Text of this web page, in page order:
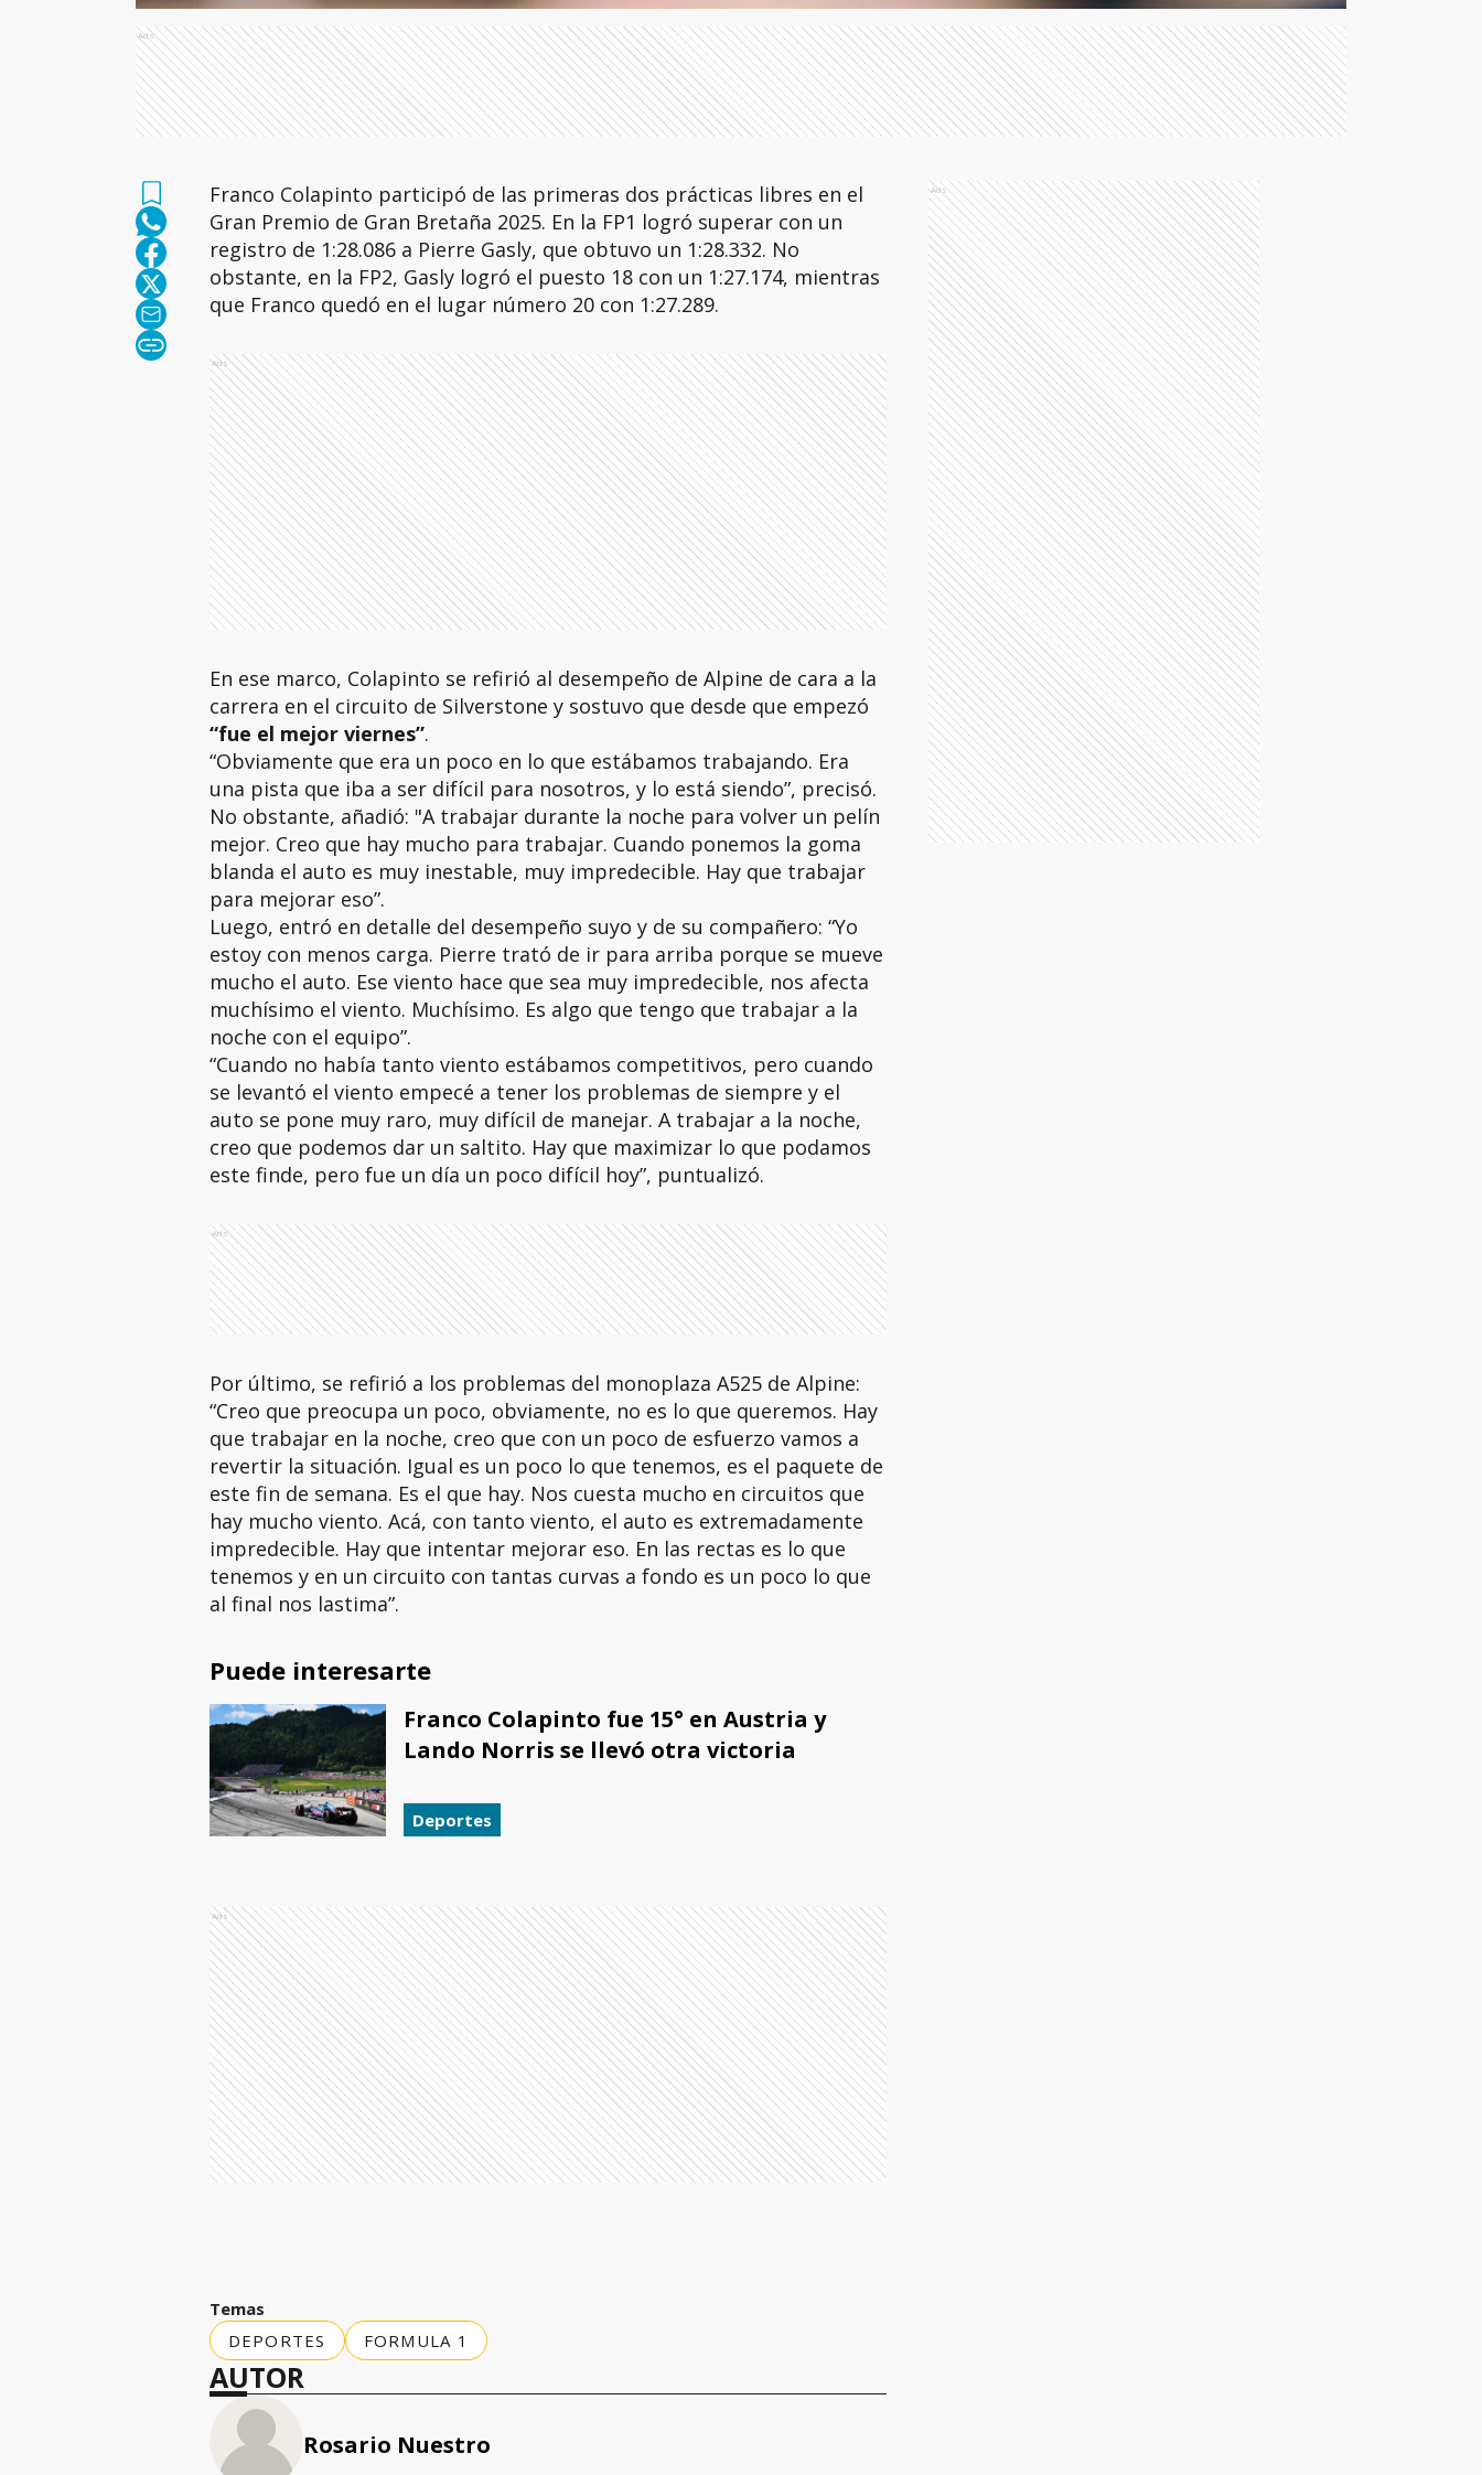
Ads
Franco Colapinto participó de las primeras dos prácticas libres en el
Gran Premio de Gran Bretaña 2025. En la FP1 logró superar con un
registro de 1:28.086 a Pierre Gasly, que obtuvo un 1:28.332. No
obstante, en la FP2, Gasly logró el puesto 18 con un 1:27.174, mientras
que Franco quedó en el lugar número 20 con 1:27.289.
Ads
En ese marco, Colapinto se refirió al desempeño de Alpine de cara a la
carrera en el circuito de Silverstone y sostuvo que desde que empezó
“fue el mejor viernes”.
“Obviamente que era un poco en lo que estábamos trabajando. Era
una pista que iba a ser difícil para nosotros, y lo está siendo”, precisó.
No obstante, añadió: "A trabajar durante la noche para volver un pelín
mejor. Creo que hay mucho para trabajar. Cuando ponemos la goma
blanda el auto es muy inestable, muy impredecible. Hay que trabajar
para mejorar eso”.
Luego, entró en detalle del desempeño suyo y de su compañero: “Yo
estoy con menos carga. Pierre trató de ir para arriba porque se mueve
mucho el auto. Ese viento hace que sea muy impredecible, nos afecta
muchísimo el viento. Muchísimo. Es algo que tengo que trabajar a la
noche con el equipo”.
“Cuando no había tanto viento estábamos competitivos, pero cuando
se levantó el viento empecé a tener los problemas de siempre y el
auto se pone muy raro, muy difícil de manejar. A trabajar a la noche,
creo que podemos dar un saltito. Hay que maximizar lo que podamos
este finde, pero fue un día un poco difícil hoy”, puntualizó.
Ads
Por último, se refirió a los problemas del monoplaza A525 de Alpine:
“Creo que preocupa un poco, obviamente, no es lo que queremos. Hay
que trabajar en la noche, creo que con un poco de esfuerzo vamos a
revertir la situación. Igual es un poco lo que tenemos, es el paquete de
este fin de semana. Es el que hay. Nos cuesta mucho en circuitos que
hay mucho viento. Acá, con tanto viento, el auto es extremadamente
impredecible. Hay que intentar mejorar eso. En las rectas es lo que
tenemos y en un circuito con tantas curvas a fondo es un poco lo que
al final nos lastima”.
Puede interesarte
Franco Colapinto fue 15° en Austria y
Lando Norris se llevó otra victoria
Deportes
Ads
Temas
DEPORTES
FORMULA 1
AUTOR
Rosario Nuestro
Ads